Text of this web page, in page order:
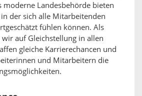
moderne Landesbehörde bieten
der sich alle Mitarbeitenden
fühlen können. Als
auf Gleichstellung in allen
gleiche Karrierechancen und
und Mitarbeitern die